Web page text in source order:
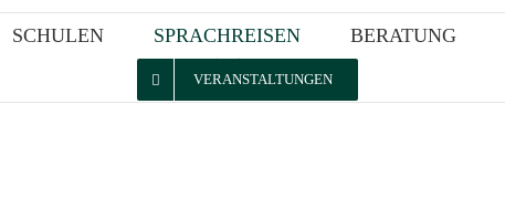
SCHULEN SPRACHREISEN BERATUNG
VERANSTALTUNGEN